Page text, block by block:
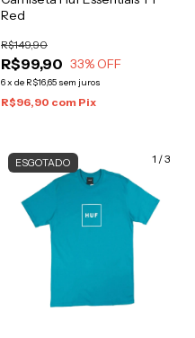
Red
R$99,90
R$149,90
33% OFF
6x de R$16,65 sem juros
R$96,90 com Pix
1 /3
ESGOTADO